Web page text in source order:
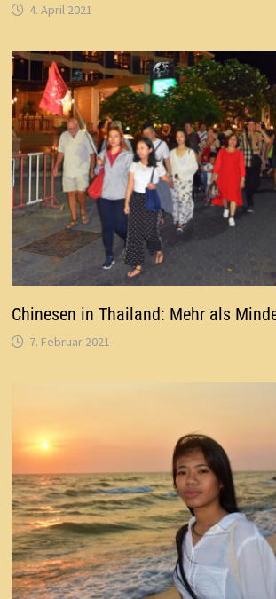
4. April 2021
Chinesen in Thailand: Mehr als
7. Februar 2021